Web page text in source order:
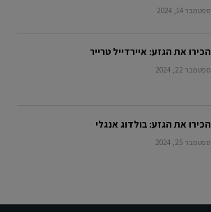
ספטמבר 14, 2024
הכירו את הגזע: איירדייל טרייר
ספטמבר 22, 2024
הכירו את הגזע: בולדוג אנגלי
ספטמבר 25, 2024